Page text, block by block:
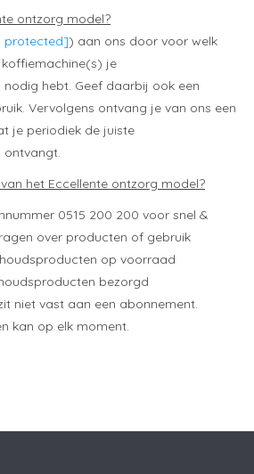
ontzorg model?
protected]) aan ons door voor welk
je
hebt. Geef daarbij ook een
Vervolgens ontvang je van ons een
je periodiek de juiste
ontvangt.
het Eccellente ontzorg model?
0515 200 200 voor snel &
over producten of gebruik
op voorraad
bezorgd
niet vast aan een abonnement.
kan op elk moment.